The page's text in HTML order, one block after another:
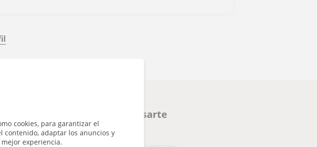
cookies, para garantizar el
adaptar los anuncios y
experiencia.
que pueden interesarte